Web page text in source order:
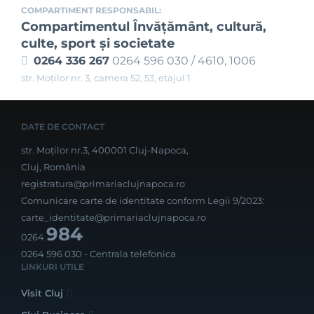
COMPARTIMENT RESPONSABIL:
Compartimentul Învăţământ, cultură,
culte, sport şi societate
0264 336 267 0264 596 030 / 4610, 1006
str. Moților nr. 3, camera 52, 53, etajul 1
DATE DE CONTACT
str. Moților nr.3, 400001 Cluj-Napoca,
Cluj, România
registratura@primariaclujnapoca.ro
Comunicare carte de identitate conform Legii 9/2023:
carte_identitate@primariaclujnapoca.ro
0264984
0264 596 030 - Centrala telefonica
LINKURI UTILE
Visit Cluj